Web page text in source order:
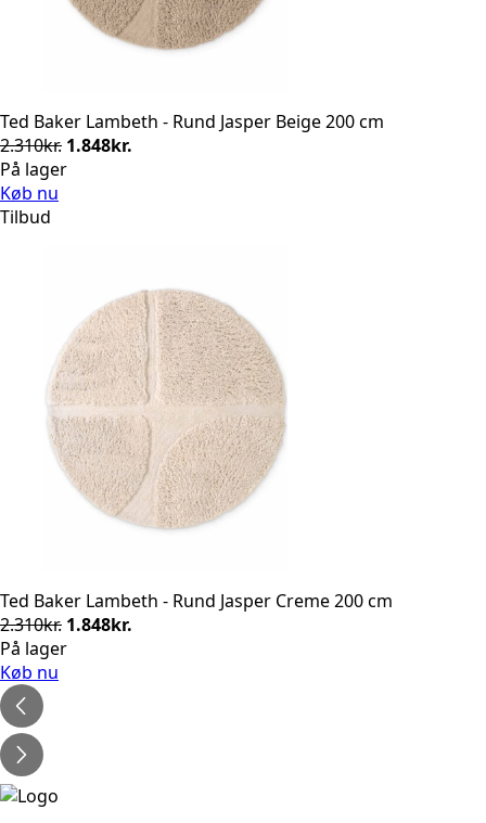
Ted Baker Lambeth - Rund Jasper Beige 200 cm
2.310kr. Den
oprindelige
1.848kr.
På lager
Køb nu
Tilbud
Ted Baker Lambeth - Rund Jasper Creme 200 cm
2.310kr. Den
oprindelige
1.848kr.
På lager
Køb nu